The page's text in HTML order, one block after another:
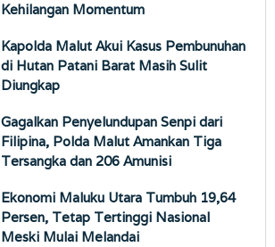
Kehilangan Momentum
Kapolda Malut Akui Kasus Pembunuhan
di Hutan Patani Barat Masih Sulit
Diungkap
Gagalkan Penyelundupan Senpi dari
Filipina, Polda Malut Amankan Tiga
Tersangka dan 206 Amunisi
Ekonomi Maluku Utara Tumbuh 19,64
Persen, Tetap Tertinggi Nasional
Meski Mulai Melandai